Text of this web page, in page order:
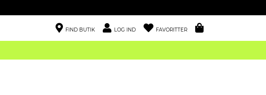
FIND BUTIK LOG IND FAVORITTER